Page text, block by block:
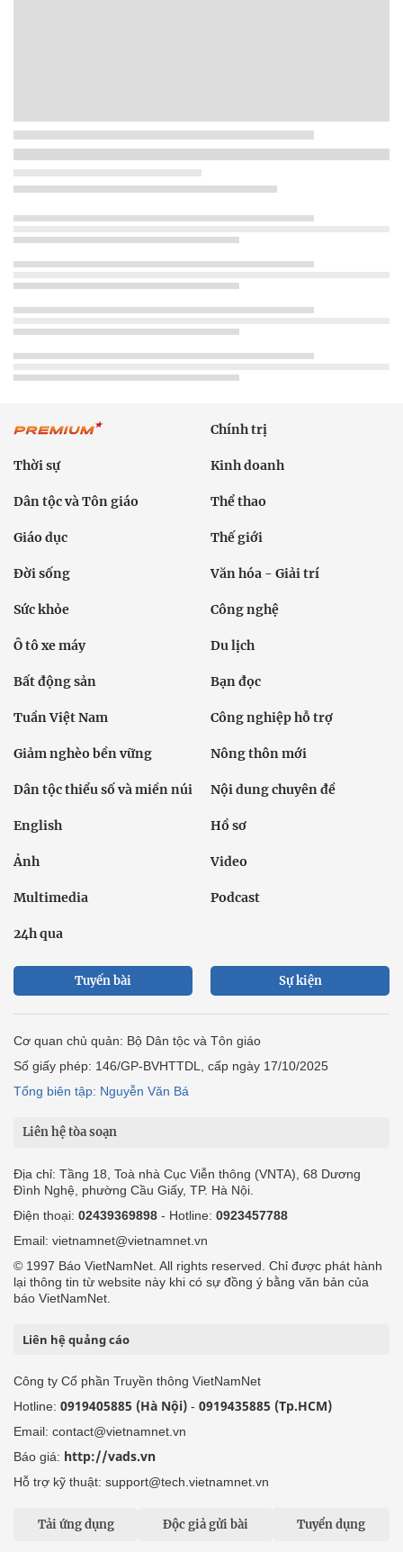
Chính trị
Thời sự Kinh doanh
Dân tộc và Tôn giáo Thể thao
Giáo dục Thế giới
Đời sống Văn hóa - Giải trí
Sức khỏe Công nghệ
Ô tô xe máy Du lịch
Bất động sản Bạn đọc
Tuần Việt Nam Công nghiệp hỗ trợ
Giảm nghèo bền vững Nông thôn mới
Dân tộc thiểu số và miền núi Nội dung chuyên đề
English Hồ sơ
Ảnh Video
Multimedia Podcast
24h qua
Tuyến bài Sự kiện
Cơ quan chủ quản: Bộ Dân tộc và Tôn giáo
Số giấy phép: 146/GP-BVHTTDL, cấp ngày 17/10/2025
Tổng biên tập: Nguyễn Văn Bá
Liên hệ tòa soạn
Địa chỉ: Tầng 18, Toà nhà Cục Viễn thông (VNTA), 68 Dương
Đình Nghệ, phường Cầu Giấy, TP. Hà Nội.
Điện thoại: 02439369898 - Hotline: 0923457788
Email: vietnamnet@vietnamnet.vn
© 1997 Báo VietNamNet. All rights reserved. Chỉ được phát hành
lại thông tin từ website này khi có sự đồng ý bằng văn bản của
báo VietNamNet.
Liên hệ quảng cáo
Công ty Cổ phần Truyền thông VietNamNet
Hotline: 0919405885 (Hà Nội) - 0919435885 (Tp.HCM)
Email: contact@vietnamnet.vn
Báo giá: http://vads.vn
Hỗ trợ kỹ thuật: support@tech.vietnamnet.vn
Tải ứng dụng Độc giả gửi bài Tuyển dụng